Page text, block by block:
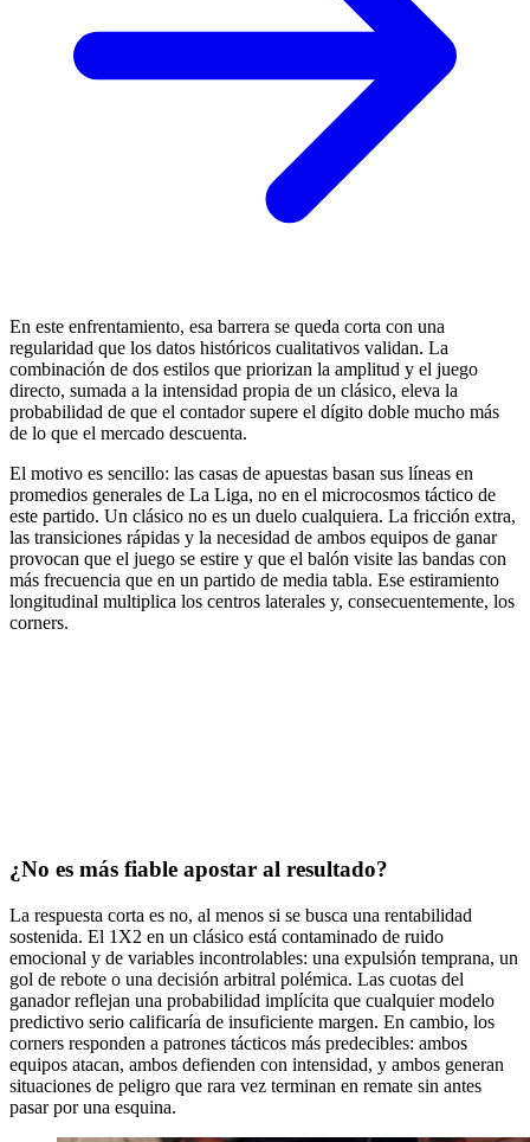
En este enfrentamiento, esa barrera se queda corta con una
regularidad que los datos históricos cualitativos validan. La
combinación de dos estilos que priorizan la amplitud y el juego
directo, sumada a la intensidad propia de un clásico, eleva la
probabilidad de que el contador supere el dígito doble mucho más
de lo que el mercado descuenta.
El motivo es sencillo: las casas de apuestas basan sus líneas en
promedios generales de La Liga, no en el microcosmos táctico de
este partido. Un clásico no es un duelo cualquiera. La fricción extra,
las transiciones rápidas y la necesidad de ambos equipos de ganar
provocan que el juego se estire y que el balón visite las bandas con
más frecuencia que en un partido de media tabla. Ese estiramiento
longitudinal multiplica los centros laterales y, consecuentemente, los
corners.
¿No es más fiable apostar al resultado?
La respuesta corta es no, al menos si se busca una rentabilidad
sostenida. El 1X2 en un clásico está contaminado de ruido
emocional y de variables incontrolables: una expulsión temprana, un
gol de rebote o una decisión arbitral polémica. Las cuotas del
ganador reflejan una probabilidad implícita que cualquier modelo
predictivo serio calificaría de insuficiente margen. En cambio, los
corners responden a patrones tácticos más predecibles: ambos
equipos atacan, ambos defienden con intensidad, y ambos generan
situaciones de peligro que rara vez terminan en remate sin antes
pasar por una esquina.